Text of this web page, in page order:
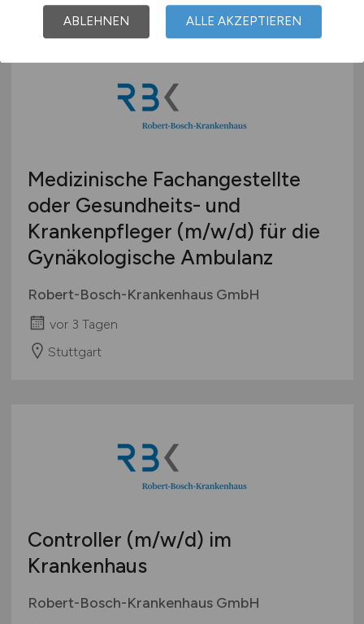
Medizinische Fachangestellte
oder Gesundheits- und
Krankenpfleger (m/w/d) für die
Gynäkologische Ambulanz
Robert-Bosch-Krankenhaus GmbH
vor 3 Tagen
Stuttgart
Controller (m/w/d) im
Krankenhaus
Robert-Bosch-Krankenhaus GmbH
ABLEHNEN ALLE AKZEPTIEREN